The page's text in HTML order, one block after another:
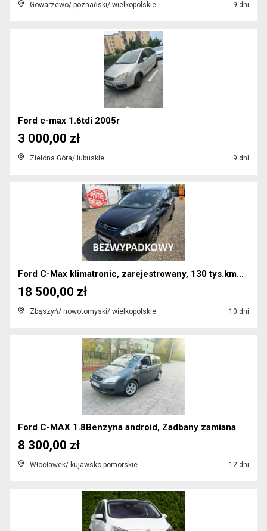
Gowarzewo/ poznański/ wielkopolskie 9 dni
Ford c-max 1.6tdi 2005r
Zielona Góra/ lubuskie 9 dni
3 000,00 zł
Ford C-Max klimatronic, zarejestrowany, 130 tys.km...
Zbąszyń/ nowotomyski/ wielkopolskie 10 dni
18 500,00 zł
Ford C-MAX 1.8Benzyna android, Zadbany zamiana
Włocławek/ kujawsko-pomorskie 12 dni
8 300,00 zł